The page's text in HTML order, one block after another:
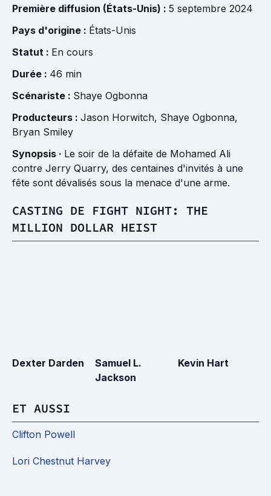
Première diffusion (États-Unis) : 5 septembre 2024
Pays d'origine : États-Unis
Statut : En cours
Durée : 46 min
Scénariste : Shaye Ogbonna
Producteurs : Jason Horwitch, Shaye Ogbonna,
Bryan Smiley
Synopsis · Le soir de la défaite de Mohamed Ali
contre Jerry Quarry, des centaines d'invités à une
fête sont dévalisés sous la menace d'une arme.
CASTING DE FIGHT NIGHT: THE
MILLION DOLLAR HEIST
Dexter Darden
Samuel L.
Jackson
Kevin Hart
ET AUSSI
Clifton Powell
Lori Chestnut Harvey